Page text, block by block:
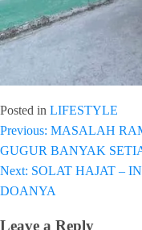
Posted in LIFESTYLE
Post
navigation
Previous: MASALAH
GUGUR BANYAK
Next: SOLAT HAJAT –
DOANYA
Leave a Reply